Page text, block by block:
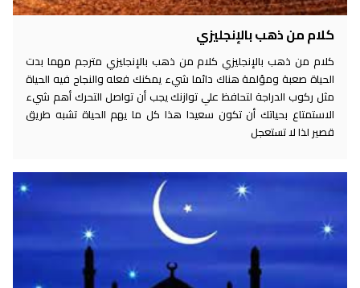
كلام من ذهب بالإنجليزي
كلام من ذهب بالإنجليزي كلام من ذهب بالإنجليزي مترجم مهما بدت
الحياة صعبة ومؤلمة هناك دائما شيء يمكنك فعله والنجاح فيه الحياة
مثل ركوب الدراجة لتحافظ علي توازنك يجب أن تواصل التحرك أهم شيء
الاستمتاع بحياتك أن تكون سعيدا هذا كل ما يهم الحياة تشبه طريق
قصير لذا لا تستعجل